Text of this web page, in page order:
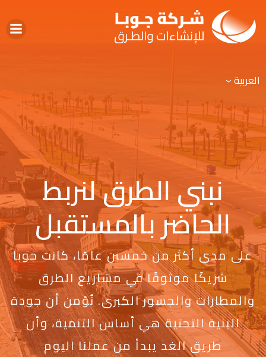
العربية
نبني الطرق لنربط
الحاضر بالمستقبل
على مدى أكثر من خمسين عامًا، كانت جوبا
شريكًا موثوقًا في مشاريع الطرق
والمطارات والجسور الكبرى. نُؤمن أن جودة
البنية التحتية هي أساس التنمية، وأن
طريق الغد يبدأ من عملنا اليوم